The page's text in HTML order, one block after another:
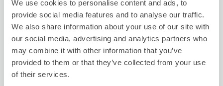
We use cookies to personalise content and ads, to
provide social media features and to analyse our traffic.
We also share information about your use of our site with
our social media, advertising and analytics partners who
may combine it with other information that you’ve
provided to them or that they’ve collected from your use
of their services.
保管できる荷物数